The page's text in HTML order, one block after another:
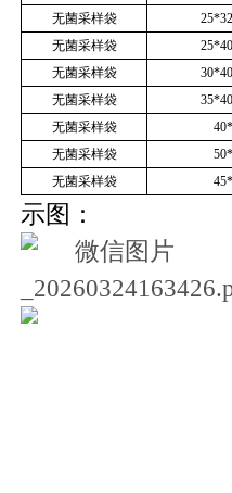
无菌采样袋
无菌采样袋
无菌采样袋
无菌采样袋
无菌采样袋
无菌采样袋
无菌采样袋
示图：